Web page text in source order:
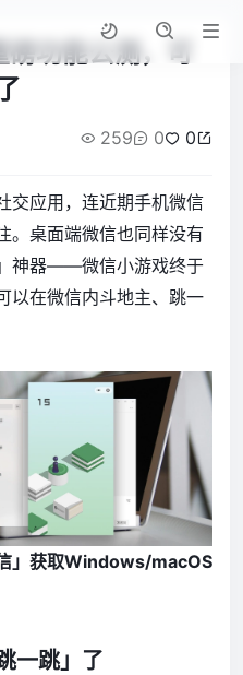
功能公测，可
259 0 0
交应用，连近期手机微信
。桌面端微信也同样没有
神器——微信小游戏终于
以在微信内斗地主、跳一
」获取Windows/macOS
一跳」了